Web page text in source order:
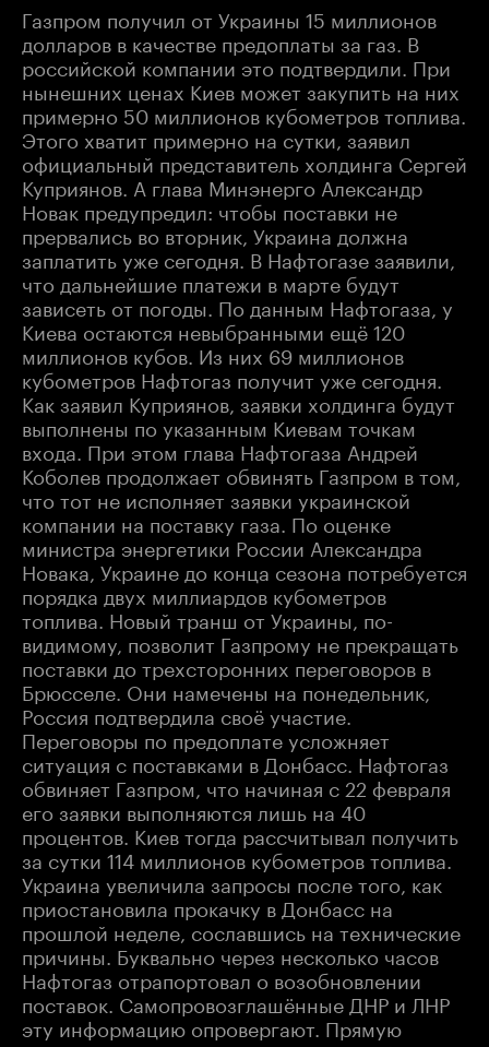
Газпром получил от Украины 15 миллионов
долларов в качестве предоплаты за газ. В
российской компании это подтвердили. При
нынешних ценах Киев может закупить на них
примерно 50 миллионов кубометров топлива.
Этого хватит примерно на сутки, заявил
официальный представитель холдинга Сергей
Куприянов. А глава Минэнерго Александр
Новак предупредил: чтобы поставки не
прервались во вторник, Украина должна
заплатить уже сегодня. В Нафтогазе заявили,
что дальнейшие платежи в марте будут
зависеть от погоды. По данным Нафтогаза, у
Киева остаются невыбранными ещё 120
миллионов кубов. Из них 69 миллионов
кубометров Нафтогаз получит уже сегодня.
Как заявил Куприянов, заявки холдинга будут
выполнены по указанным Киевам точкам
входа. При этом глава Нафтогаза Андрей
Коболев продолжает обвинять Газпром в том,
что тот не исполняет заявки украинской
компании на поставку газа. По оценке
министра энергетики России Александра
Новака, Украине до конца сезона потребуется
порядка двух миллиардов кубометров
топлива. Новый транш от Украины, по-
видимому, позволит Газпрому не прекращать
поставки до трехсторонних переговоров в
Брюсселе. Они намечены на понедельник,
Россия подтвердила своё участие.
Переговоры по предоплате усложняет
ситуация с поставками в Донбасс. Нафтогаз
обвиняет Газпром, что начиная с 22 февраля
его заявки выполняются лишь на 40
процентов. Киев тогда рассчитывал получить
за сутки 114 миллионов кубометров топлива.
Украина увеличила запросы после того, как
приостановила прокачку в Донбасс на
прошлой неделе, сославшись на технические
причины. Буквально через несколько часов
Нафтогаз отрапортовал о возобновлении
поставок. Самопровозглашённые ДНР и ЛНР
эту информацию опровергают. Прямую